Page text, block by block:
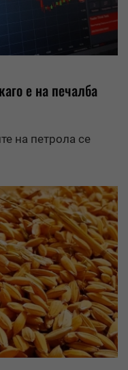
е на печалба
на петрола се